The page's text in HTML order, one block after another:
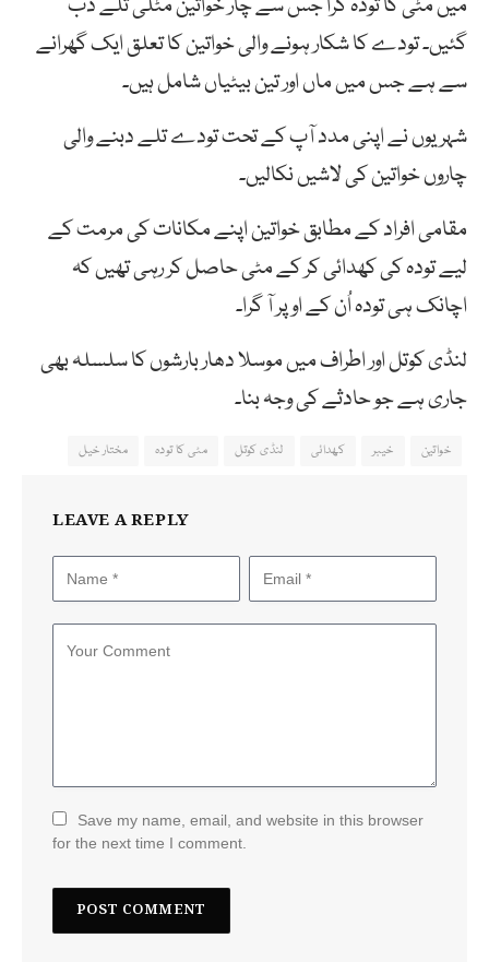
گئیں۔ تودے کا شکار ہونے والی خواتین کا تعلق ایک گھرانے
سے ہے جس میں ماں اور تین بیٹیاں شامل ہیں۔
شہریوں نے اپنی مدد آپ کے تحت تودے تلے دبنے والی
چاروں خواتین کی لاشیں نکالیں۔
مقامی افراد کے مطابق خواتین اپنے مکانات کی مرمت کے
لیے تودہ کی کھدائی کر کے مٹی حاصل کر رہی تھیں کہ
اچانک ہی تودہ اُن کے اوپر آ گرا۔
لنڈی کوتل اور اطراف میں موسلا دھار بارشوں کا سلسلہ بھی
جاری ہے جو حادثے کی وجہ بنا۔
خواتین خیبر کھدائی لنڈی کوتل مٹی کا تودہ مختار خیل
LEAVE A REPLY
Save my name, email, and website in this browser
for the next time I comment.